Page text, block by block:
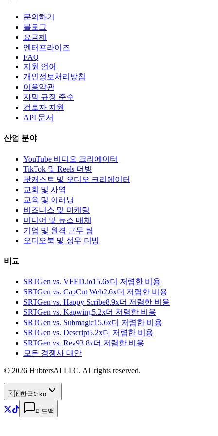
문의하기
블로그
요금제
엔터프라이즈
FAQ
지원 언어
개인정보처리방침
이용약관
자막 규정 준수
검토자 지원
API 문서
산업 분야
YouTube 비디오 크리에이터
TikTok 및 Reels 더빙
팟캐스트 및 오디오 크리에이터
교회 및 사역
교육 및 이러닝
비즈니스 및 마케팅
미디어 및 뉴스 매체
기업 및 원격 근무 팀
오디오북 및 성우 더빙
비교
SRTGen vs. VEED.io15.6x더 저렴한 비용
SRTGen vs. CapCut Web2.6x더 저렴한 비용
SRTGen vs. Happy Scribe8.9x더 저렴한 비용
SRTGen vs. Kapwing5.2x더 저렴한 비용
SRTGen vs. Submagic15.6x더 저렴한 비용
SRTGen vs. Descript5.2x더 저렴한 비용
SRTGen vs. Rev93.8x더 저렴한 비용
모든 경쟁사 대안
© 2026 HubtersAI LLC. All rights reserved.
🇰🇷한국어 ko
피드백